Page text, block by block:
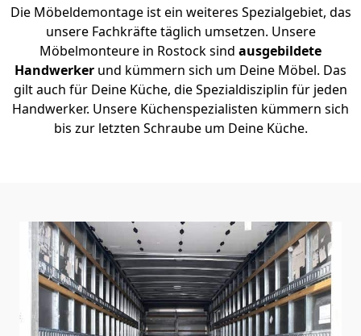
Die Möbeldemontage ist ein weiteres Spezialgebiet, das
unsere Fachkräfte täglich umsetzen. Unsere
Möbelmonteure in Rostock sind ausgebildete
Handwerker und kümmern sich um Deine Möbel. Das
gilt auch für Deine Küche, die Spezialdisziplin für jeden
Handwerker. Unsere Küchenspezialisten kümmern sich
bis zur letzten Schraube um Deine Küche.